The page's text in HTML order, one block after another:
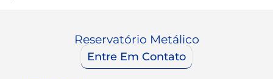
Reservatório Metálico
Entre Em Contato